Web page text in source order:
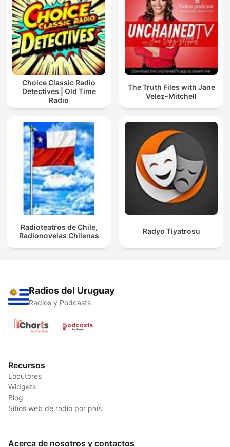
Choice Classic Radio
Detectives | Old Time
Radio
The Truth Files with Jane
Velez-Mitchell
Radioteatros de Chile,
Radionovelas Chilenas
Radyo Tiyatrosu
Radios del Uruguay
Radios y Podcasts
Recursos
Locutores
Widgets
Blog
Sitios web de radio por país
Acerca de nosotros y contactos